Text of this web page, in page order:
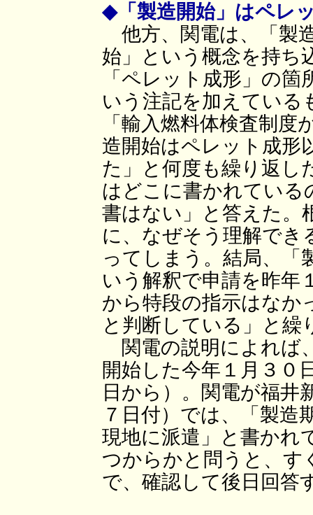
◆「製造開始」はペレ
他方、関電は、「製
始」という概念を持ち
「ペレット成形」の
いう注記を加えている
「輸入燃料体検査制
造開始はペレット成形
た」と何度も繰り返し
はどこに書かれている
書はない」と答えた。
に、なぜそう理解でき
ってしまう。結局、「
いう解釈で申請を昨年
から特段の指示はなか
と判断している」と繰
関電の説明によれば
開始した今年１月３０
日から）。関電が福井
７日付）では、「製造
現地に派遣」と書かれ
つからかと問うと、す
で、確認して後日回答